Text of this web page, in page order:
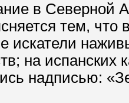
в Северной
тем, что
искатели
на испанских
надписью: